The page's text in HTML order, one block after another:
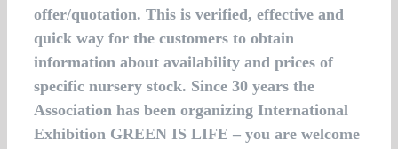
offer/quotation. This is verified, effective and
quick way for the customers to obtain
information about availability and prices of
specific nursery stock. Since 30 years the
Association has been organizing International
Exhibition GREEN IS LIFE – you are welcome